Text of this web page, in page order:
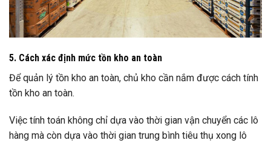
5. Cách xác định mức tồn kho an toàn
Để quản lý tồn kho an toàn, chủ kho cần nắm được cách tính
tồn kho an toàn.
Việc tính toán không chỉ dựa vào thời gian vận chuyển các lô
hàng mà còn dựa vào thời gian trung bình tiêu thụ xong lô